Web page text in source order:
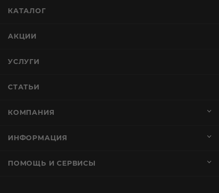
КАТАЛОГ
АКЦИИ
УСЛУГИ
СТАТЬИ
КОМПАНИЯ
ИНФОРМАЦИЯ
ПОМОЩЬ И СЕРВИСЫ